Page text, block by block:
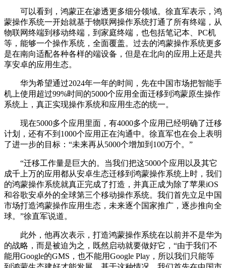
可以看到，鸿蒙正在渗透更多细分领域。徐直军表示，鸿
蒙操作系统一开始就基于物联网操作系统打通了所有终端，从
物联网终端到移动终端，到家庭终端，也包括笔记本、PC机
等，能够一个操作系统，全面覆盖。过去的鸿蒙操作系统更多
是在南向适配各种各样的端设备，但是在北向的应用上还是共
享安卓的应用生态。
华为希望通过2024年一年的时间，先在中国市场把智能手
机上使用超过99%时间的5000个应用全面迁移到鸿蒙原生操作
系统上，真正实现操作系统和应用生态的统一。
现在5000多个应用里面，有4000多个应用已经明确了迁移
计划，还有不到1000个应用正在沟通中。徐直军也在会上表明
了进一步的目标：“未来再从5000个增加到100万个。”
“迁移工作量是巨大的。当我们把这5000个应用以及其它
成千上万的应用都从安卓生态迁移到鸿蒙操作系统上时，我们
的鸿蒙操作系统就真正完成了打造，并真正成为除了苹果iOS
和谷歌安卓外的全球第三个移动操作系统。我们首先立足中国
市场打造鸿蒙操作应用生态，未来逐个国家推广，逐步推向全
球。”徐直军说道。
此外，他再次表示，打造鸿蒙操作系统在以前并不是华为
的战略，而是被迫为之，既然启动就要做好它，“由于我们不
能用Google的GMS，也不能用Google Play，所以我们只能等